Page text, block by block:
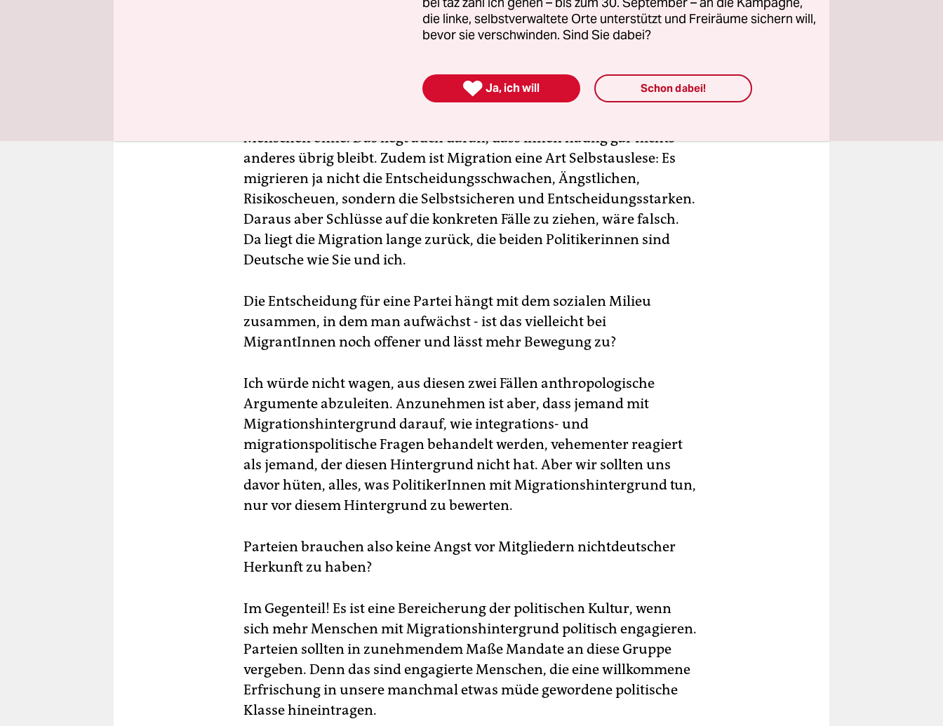
Untersuchungen ergaben, dass sich MigrantInnen, gerade hoch
Menschen ohne. Das liegt auch daran, dass ihnen häufig gar nichts
anderes übrig bleibt. Zudem ist Migration eine Art Selbstauslese: Es
migrieren ja nicht die Entscheidungsschwachen, Ängstlichen,
Risikoscheuen, sondern die Selbstsicheren und Entscheidungsstarken.
Daraus aber Schlüsse auf die konkreten Fälle zu ziehen, wäre falsch.
Da liegt die Migration lange zurück, die beiden Politikerinnen sind
Deutsche wie Sie und ich.
Die Entscheidung für eine Partei hängt mit dem sozialen Milieu
zusammen, in dem man aufwächst - ist das vielleicht bei
MigrantInnen noch offener und lässt mehr Bewegung zu?
Ich würde nicht wagen, aus diesen zwei Fällen anthropologische
Argumente abzuleiten. Anzunehmen ist aber, dass jemand mit
Migrationshintergrund darauf, wie integrations- und
migrationspolitische Fragen behandelt werden, vehementer reagiert
als jemand, der diesen Hintergrund nicht hat. Aber wir sollten uns
davor hüten, alles, was PolitikerInnen mit Migrationshintergrund tun,
nur vor diesem Hintergrund zu bewerten.
Parteien brauchen also keine Angst vor Mitgliedern nichtdeutscher
Herkunft zu haben?
Im Gegenteil! Es ist eine Bereicherung der politischen Kultur, wenn
sich mehr Menschen mit Migrationshintergrund politisch engagieren.
Parteien sollten in zunehmendem Maße Mandate an diese Gruppe
vergeben. Denn das sind engagierte Menschen, die eine willkommene
Erfrischung in unsere manchmal etwas müde gewordene politische
Klasse hineintragen.
die linke, selbstverwaltete Orte unterstützt und Freiräume sichern will,
bevor sie verschwinden. Sind Sie dabei?
 Ja, ich will Schon dabei!